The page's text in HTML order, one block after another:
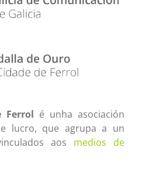
Ferrol é unha asociación
lucro, que agrupa a un
aos medios de